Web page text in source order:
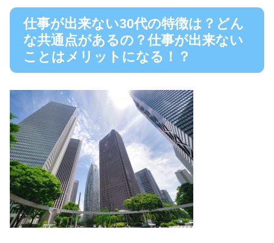
仕事が出来ない30代の特徴は？どん
な共通点があるの？仕事が出来ない
ことはメリットになる！？